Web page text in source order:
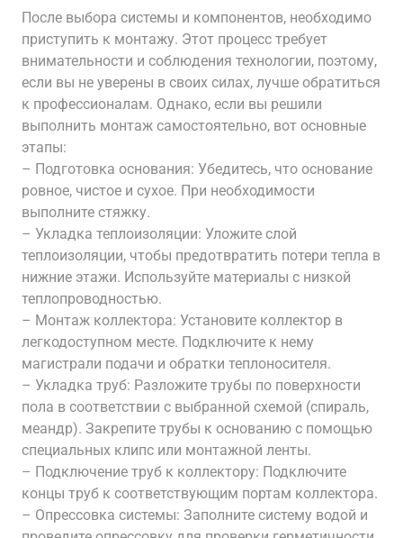
После выбора системы и компонентов, необходимо
приступить к монтажу. Этот процесс требует
внимательности и соблюдения технологии, поэтому,
если вы не уверены в своих силах, лучше обратиться
к профессионалам. Однако, если вы решили
выполнить монтаж самостоятельно, вот основные
этапы:
– Подготовка основания: Убедитесь, что основание
ровное, чистое и сухое. При необходимости
выполните стяжку.
– Укладка теплоизоляции: Уложите слой
теплоизоляции, чтобы предотвратить потери тепла в
нижние этажи. Используйте материалы с низкой
теплопроводностью.
– Монтаж коллектора: Установите коллектор в
легкодоступном месте. Подключите к нему
магистрали подачи и обратки теплоносителя.
– Укладка труб: Разложите трубы по поверхности
пола в соответствии с выбранной схемой (спираль,
меандр). Закрепите трубы к основанию с помощью
специальных клипс или монтажной ленты.
– Подключение труб к коллектору: Подключите
концы труб к соответствующим портам коллектора.
– Опрессовка системы: Заполните систему водой и